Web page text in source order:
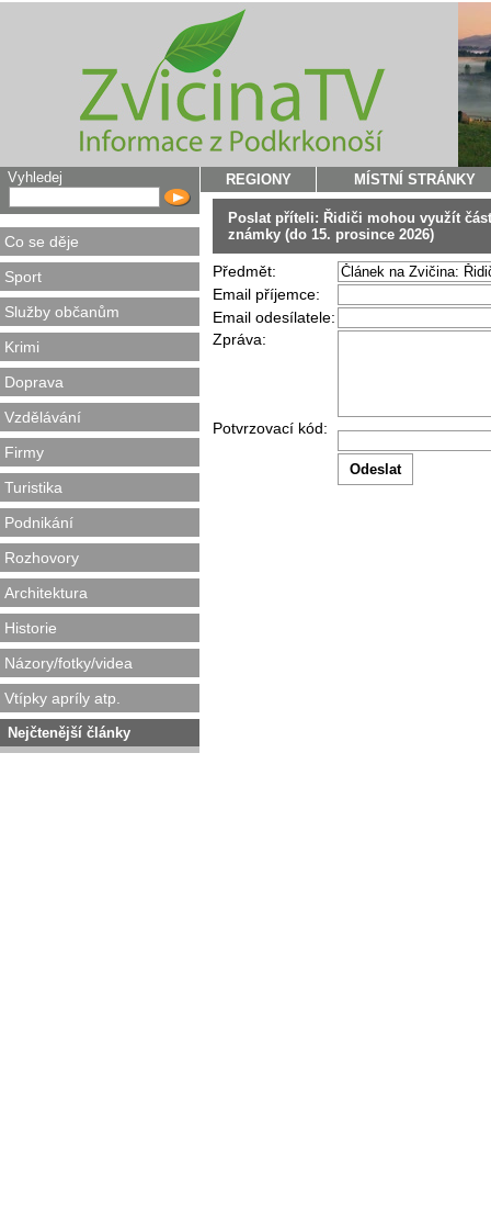
Vyhledej
Co se děje
Sport
Služby občanům
Krimi
Doprava
Vzdělávání
Firmy
Turistika
Podnikání
Rozhovory
Architektura
Historie
Názory/fotky/videa
Vtípky apríly atp.
Nejčtenější články
REGIONY MÍSTNÍ STRÁNKY
Poslat příteli: Řidiči mohou využít
známky (do 15. prosince 2026)
Předmět:
Email příjemce:
Email odesílatele:
Zpráva:
Potvrzovací kód: